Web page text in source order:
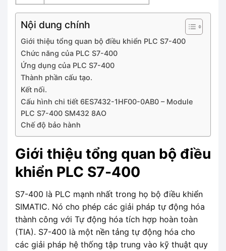
Nội dung chính
Giới thiệu tổng quan bộ điều khiển PLC S7-400
Chức năng của PLC S7-400
Ứng dụng của PLC S7-400
Thành phần cấu tạo.
Kết nối.
Cấu hình chi tiết 6ES7432-1HF00-0AB0 – Module
PLC S7-400 SM432 8AO
Chế độ bảo hành
Giới thiệu tổng quan bộ điều
khiển PLC S7-400
S7-400 là PLC mạnh nhất trong họ bộ điều khiển
SIMATIC. Nó cho phép các giải pháp tự động hóa
thành công với Tự động hóa tích hợp hoàn toàn
(TIA). S7-400 là một nền tảng tự động hóa cho
các giải pháp hệ thống tập trung vào kỹ thuật quy